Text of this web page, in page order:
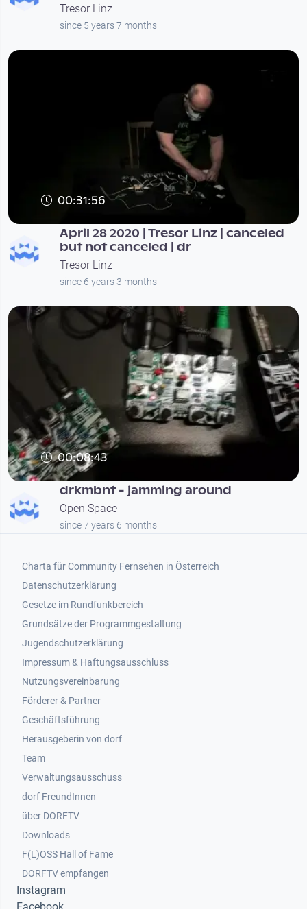
Tresor Linz
since 5 years 7 months
00:31:56
April 28 2020 | Tresor Linz | canceled
but not canceled | dr
Tresor Linz
since 6 years 3 months
00:08:43
drkmbnt - jamming around
Open Space
since 7 years 6 months
Footer 1
Charta für Community Fernsehen in Österreich
Datenschutzerklärung
Gesetze im Rundfunkbereich
Grundsätze der Programmgestaltung
Jugendschutzerklärung
Impressum & Haftungsausschluss
Nutzungsvereinbarung
Footer 2
Förderer & Partner
Geschäftsführung
Herausgeberin von dorf
Team
Verwaltungsausschuss
dorf FreundInnen
Footer 3
über DORFTV
Downloads
F(L)OSS Hall of Fame
Footer 4
DORFTV empfangen
Instagram